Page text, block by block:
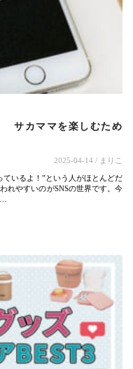
サカママを楽しむため
2025-04-14 / まりこ
いるよ！”という人がほとんどだ
れやすいのがSNSの世界です。今